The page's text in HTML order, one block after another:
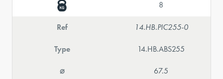
8
Ref 14.HB.PIC255-0
Type 14.HB.ABS255
⌀ 67.5